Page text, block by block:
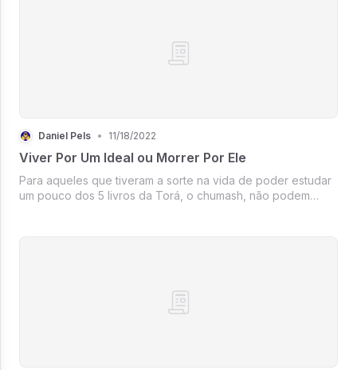
Daniel Pels • 11/18/2022
Viver Por Um Ideal ou Morrer Por Ele
Para aqueles que tiveram a sorte na vida de poder estudar
um pouco dos 5 livros da Torá, o chumash, não podem